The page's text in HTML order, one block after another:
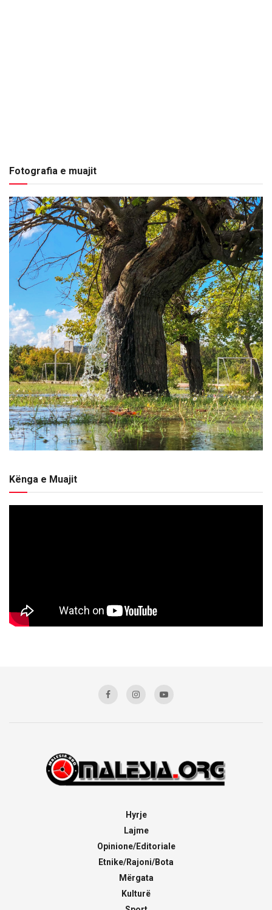
Fotografia e muajit
Kënga e Muajit
Hyrje
Lajme
Opinione/Editoriale
Etnike/Rajoni/Bota
Mërgata
Kulturë